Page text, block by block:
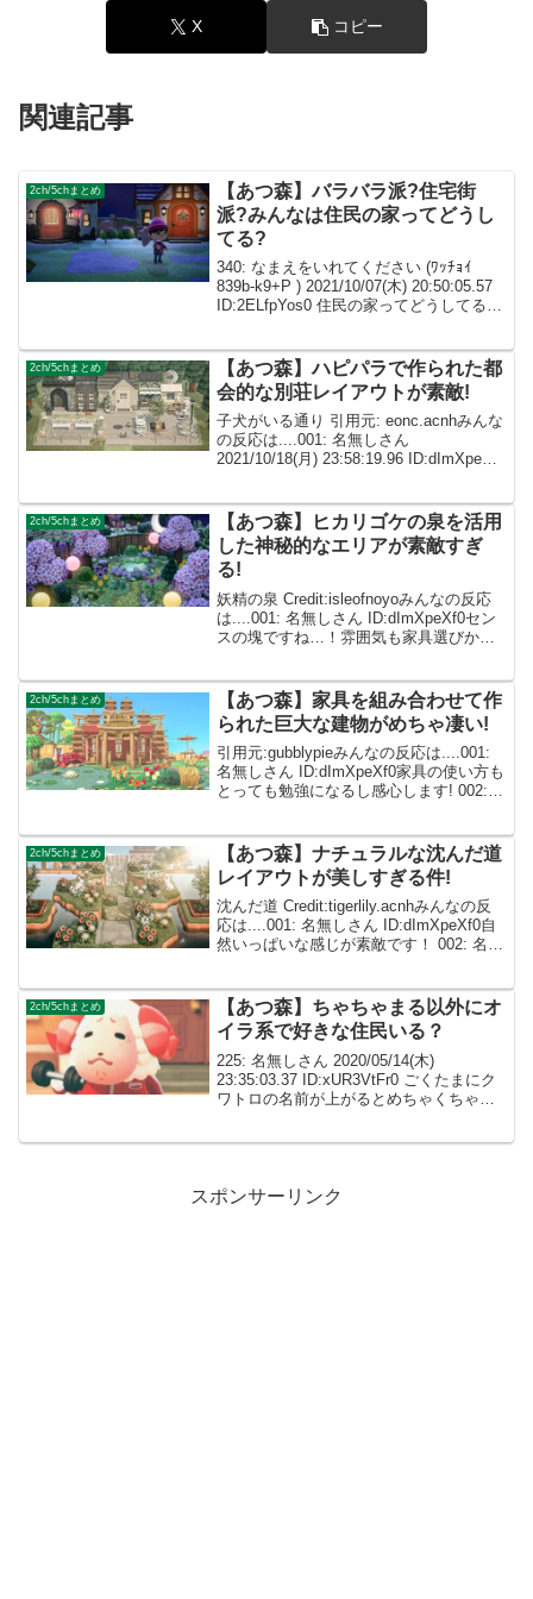
X コピー
関連記事
2ch/5chまとめ
【あつ森】バラバラ派?住宅街
派?みんなは住民の家ってどうし
てる?
340: なまえをいれてください (ﾜｯﾁｮｲ
839b-k9+P ) 2021/10/07(木) 20:50:05.57
ID:2ELfpYos0 住民の家ってどうしてる？
2ch/5chまとめ
【あつ森】ハピパラで作られた都
会的な別荘レイアウトが素敵!
子犬がいる通り 引用元: eonc.acnhみんな
の反応は....001: 名無しさん
2021/10/18(月) 23:58:19.96 ID:dImXpeXf0
2ch/5chまとめ
【あつ森】ヒカリゴケの泉を活用
した神秘的なエリアが素敵すぎ
る!
妖精の泉 Credit:isleofnoyoみんなの反応
は....001: 名無しさん ID:dImXpeXf0セン
スの塊ですね…！雰囲気も家具選びから
2ch/5chまとめ
【あつ森】家具を組み合わせて作
られた巨大な建物がめちゃ凄い!
引用元:gubblypieみんなの反応は....001:
名無しさん ID:dImXpeXf0家具の使い方も
とっても勉強になるし感心します! 002:
003...
2ch/5chまとめ
【あつ森】ナチュラルな沈んだ道
レイアウトが美しすぎる件!
沈んだ道 Credit:tigerlily.acnhみんなの反
応は....001: 名無しさん ID:dImXpeXf0自
然いっぱいな感じが素敵です！ 002: 名無
2ch/5chまとめ
【あつ森】ちゃちゃまる以外にオ
イラ系で好きな住民いる？
225: 名無しさん 2020/05/14(木)
23:35:03.37 ID:xUR3VtFr0 ごくたまにク
ワトロの名前が上がるとめちゃくちゃ嬉
スポンサーリンク